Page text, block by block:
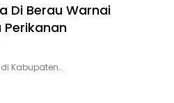
Di Berau Warnai
Perikanan
di Kabupaten…